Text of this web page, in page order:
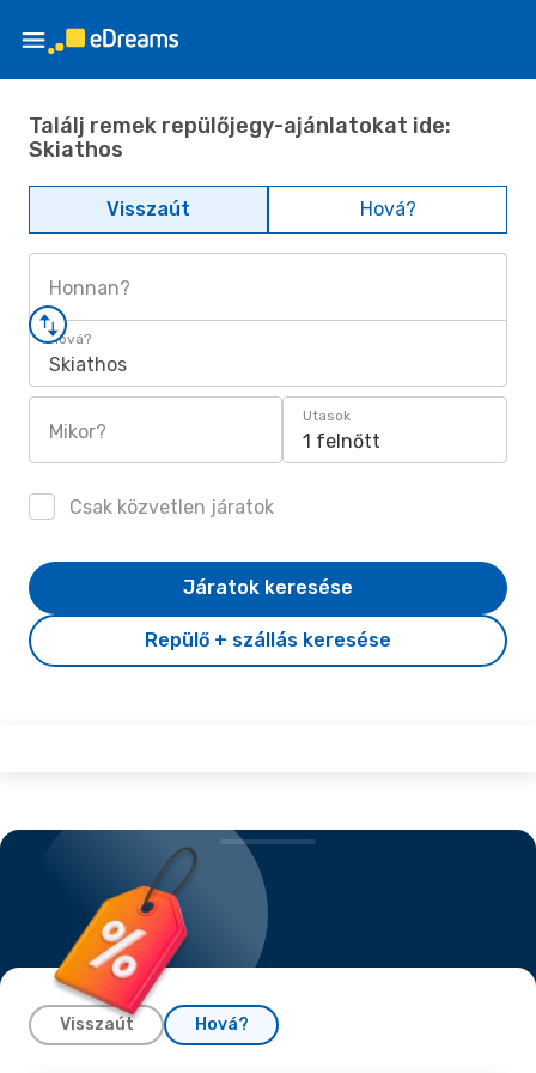
Találj remek repülőjegy-ajánlatokat ide:
Skiathos
Visszaút Hová?
Honnan?
Hová?
Skiathos
Mikor?
Utasok
1 felnőtt
Csak közvetlen járatok
Repülő + szállás keresése
Járatok keresése
Visszaút Hová?